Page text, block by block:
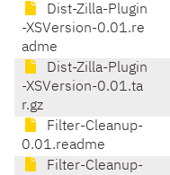
Dist-Zilla-Plugin
-XSVersion-0.01.re
adme
Dist-Zilla-Plugin
-XSVersion-0.01.ta
r.gz
Filter-Cleanup-
0.01.readme
Filter-Cleanup-